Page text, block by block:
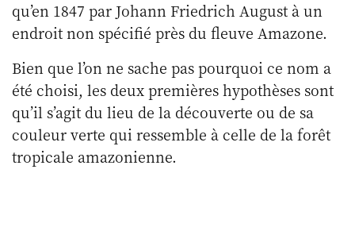
qu’en 1847 par Johann Friedrich August à un
endroit non spécifié près du fleuve Amazone.
Bien que l’on ne sache pas pourquoi ce nom a
été choisi, les deux premières hypothèses sont
qu’il s’agit du lieu de la découverte ou de sa
couleur verte qui ressemble à celle de la forêt
tropicale amazonienne.